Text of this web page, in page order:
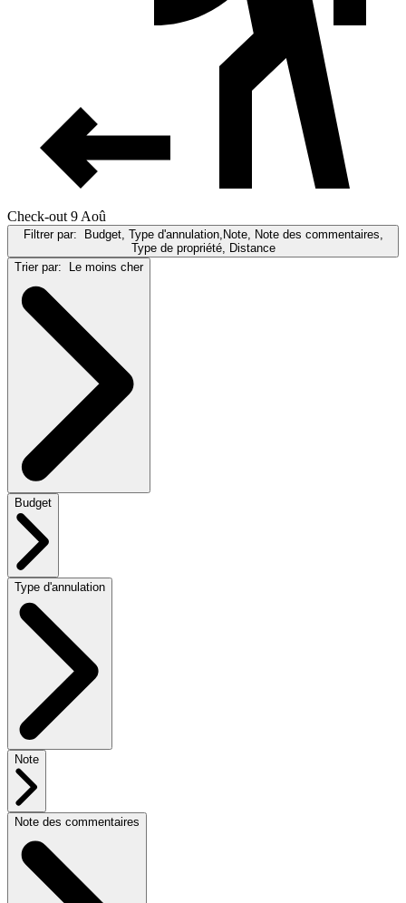
Check-out 9 Aoû
Filtrer par: Budget, Type d'annulation,Note, Note des commentaires,
Type de propriété, Distance
Trier par: Le moins cher
Budget
Type d'annulation
Note
Note des commentaires